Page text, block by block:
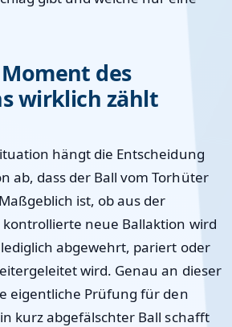
des
wirklich zählt
hängt die Entscheidung
ab, dass der Ball vom Torhüter
ist, ob aus der
neue Ballaktion wird
abgewehrt, pariert oder
wird. Genau an dieser
eigentliche Prüfung für den
kurz abgefälschter Ball schafft